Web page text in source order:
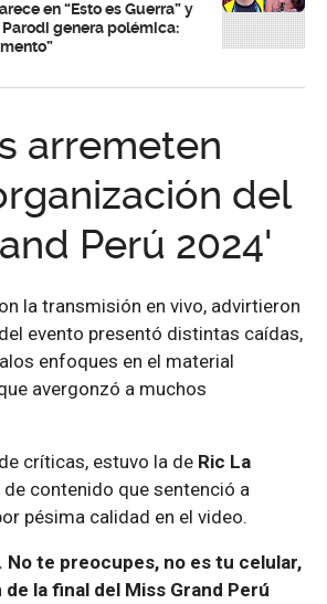
en “Esto es Guerra” y
genera polémica:
arremeten
del
Perú 2024'
la transmisión en vivo, advirtieron
evento presentó distintas caídas,
enfoques en el material
avergonzó a muchos
críticas, estuvo la de Ric La
de contenido que sentenció a
pésima calidad en el video.
No te preocupes, no es tu celular,
la final del Miss Grand Perú